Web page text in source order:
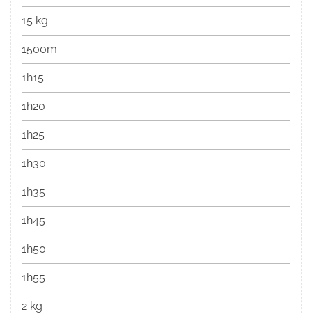
15 kg
1500m
1h15
1h20
1h25
1h30
1h35
1h45
1h50
1h55
2 kg